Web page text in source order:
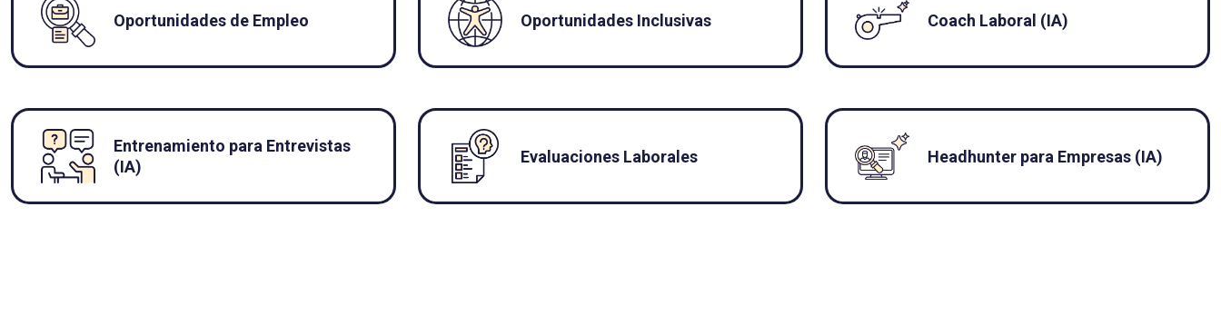
Oportunidades de Empleo Oportunidades Inclusivas Coach Laboral (IA)
Entrenamiento para Entrevistas
(IA)
Evaluaciones Laborales Headhunter para Empresas (IA)